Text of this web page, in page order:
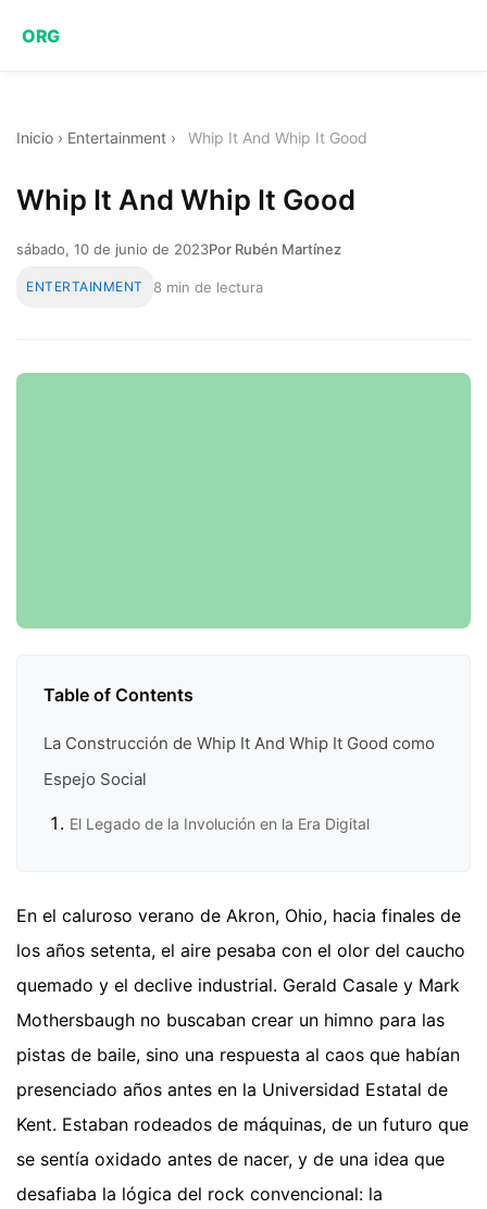
ORG
Inicio › Entertainment › Whip It And Whip It Good
Whip It And Whip It Good
sábado, 10 de junio de 2023Por Rubén Martínez
ENTERTAINMENT 8 min de lectura
Table of Contents
La Construcción de Whip It And Whip It Good como
Espejo Social
El Legado de la Involución en la Era Digital
En el caluroso verano de Akron, Ohio, hacia finales de
los años setenta, el aire pesaba con el olor del caucho
quemado y el declive industrial. Gerald Casale y Mark
Mothersbaugh no buscaban crear un himno para las
pistas de baile, sino una respuesta al caos que habían
presenciado años antes en la Universidad Estatal de
Kent. Estaban rodeados de máquinas, de un futuro que
se sentía oxidado antes de nacer, y de una idea que
desafiaba la lógica del rock convencional: la